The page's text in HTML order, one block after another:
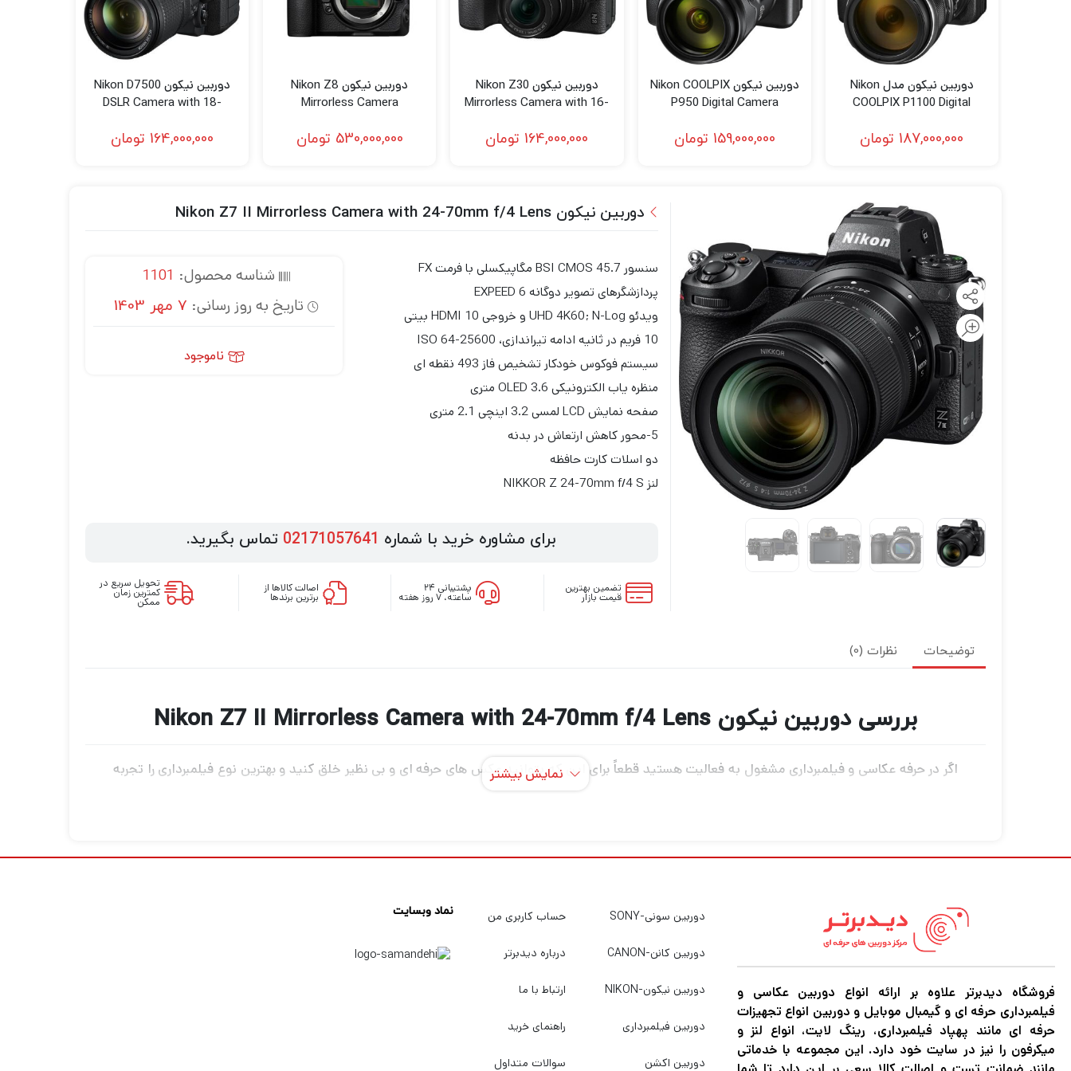
لنز سامیانگ-Samyang
لنز فوجی فیلم – FujiFilm
دوربین نیکون مدل Nikon
COOLPIX P1100 Digital
187,000,000 تومان
دوربین نیکون Nikon COOLPIX
P950 Digital Camera
159,000,000 تومان
دوربین نیکون Nikon Z30
Mirrorless Camera with 16-
164,000,000 تومان
دوربین نیکون Nikon Z8
Mirrorless Camera
530,000,000 تومان
دوربین نیکون Nikon D7500
DSLR Camera with 18-
164,000,000 تومان
دوربین نیکون Nikon Z7 II Mirrorless Camera with 24-70mm f/4 Lens
سنسور BSI CMOS 45.7 مگاپیکسلی با فرمت FX
پردازشگرهای تصویر دوگانه EXPEED 6
ویدئو UHD 4K60; N-Log و خروجی HDMI 10 بیتی
10 فریم در ثانیه ادامه تیراندازی، ISO 64-25600
سیستم فوکوس خودکار تشخیص فاز 493 نقطه ای
منظره یاب الکترونیکی OLED 3.6 متری
صفحه نمایش LCD لمسی 3.2 اینچی 2.1 متری
5-محور کاهش ارتعاش در بدنه
دو اسلات کارت حافظه
لنز NIKKOR Z 24-70mm f/4 S
شناسه محصول: 1101
تاریخ به روز رسانی: 7 مهر 1403
ناموجود
برای مشاوره خرید با شماره 02171057641 تماس بگیرید.
تضمین بهترین
قیمت بازار
پشتیبانی ۲۴
ساعته، ۷ روز هفته
اصالت کالاها از
برترین برندها
تحویل سریع در
کمترین زمان
ممکن
توضیحات نظرات (0)
بررسی دوربین نیکون Nikon Z7 II Mirrorless Camera with 24-70mm f/4 Lens
اگر در حرفه عکاسی و فیلمبرداری مشغول به فعالیت هستید قطعاً برای این که بتوانید عکس های حرفه ای و بی نظیر خلق کنید و بهترین نوع فیلمبرداری را تجربه
نمایش بیشتر
فروشگاه دیدبرتر علاوه بر ارائه انواع دوربین عکاسی و
فیلمبرداری حرفه ای و گیمبال موبایل و دوربین انواع تجهیزات
حرفه ای مانند پهپاد فیلمبرداری، رینگ لایت، انواع لنز و
میکرفون را نیز در سایت خود دارد. این مجموعه با خدماتی
دوربین سونی-SONY
دوربین کانن-CANON
دوربین نیکون-NIKON
دوربین فیلمبرداری
دوربین اکشن
حساب کاربری من
درباره دیدبرتر
ارتباط با ما
راهنمای خرید
سوالات متداول
نماد وبسایت